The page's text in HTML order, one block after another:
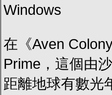
Windows
在《Aven
Prime，這個由
距離地球有數光